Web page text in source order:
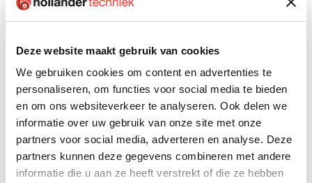
Deze website maakt gebruik van cookies
We gebruiken cookies om content en advertenties te
personaliseren, om functies voor social media te bieden
en om ons websiteverkeer te analyseren. Ook delen we
informatie over uw gebruik van onze site met onze
partners voor social media, adverteren en analyse. Deze
partners kunnen deze gegevens combineren met andere
informatie die u aan ze heeft verstrekt of die ze hebben
Het eerste kennismakingsgesprek is met de
recruiter en jouw toekomstige teamcoach.
Tweede gesprek
Tijdens het tweede gesprek ontmoet je jouw
toekomstige collega’s: een P&O-adviseur en een
van je teamleden.